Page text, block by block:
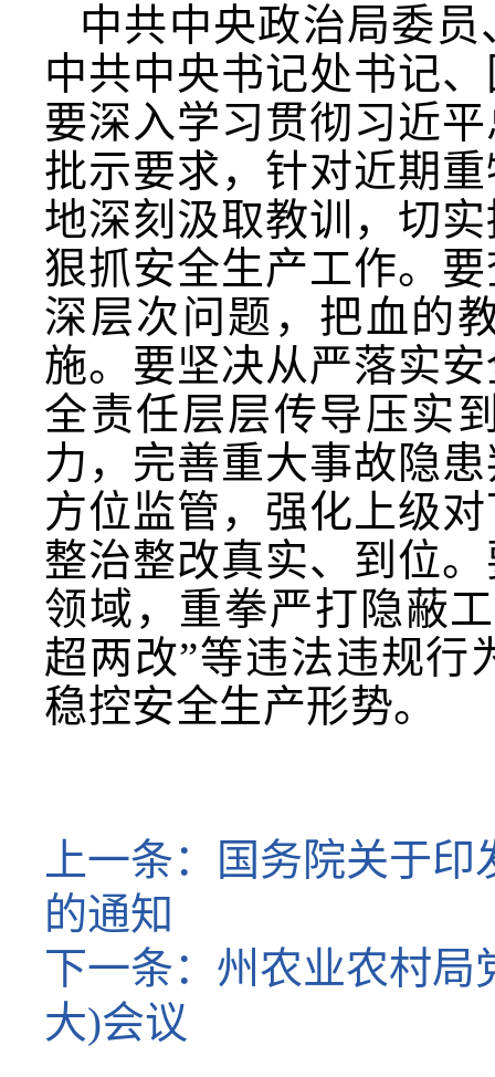
中共中央政治局委
中共中央书记处书记
要深入学习贯彻习近
批示要求，针对近期
地深刻汲取教训，切
狠抓安全生产工作。
深层次问题，把血的
施。要坚决从严落实
全责任层层传导压实
力，完善重大事故隐
方位监管，强化上级
整治整改真实、到位
领域，重拳严打隐蔽
超两改”等违法违规行
稳控安全生产形势。
上一条：
国务院关于印
的通知
下一条： 州农业农村局
大)会议